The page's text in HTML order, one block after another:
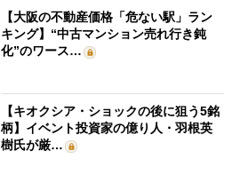
【大阪の不動産価格「危ない駅」ラン
キング】“中古マンション売れ行き鈍
化”のワース…
【キオクシア・ショックの後に狙う5銘
柄】イベント投資家の億り人・羽根英
樹氏が厳…